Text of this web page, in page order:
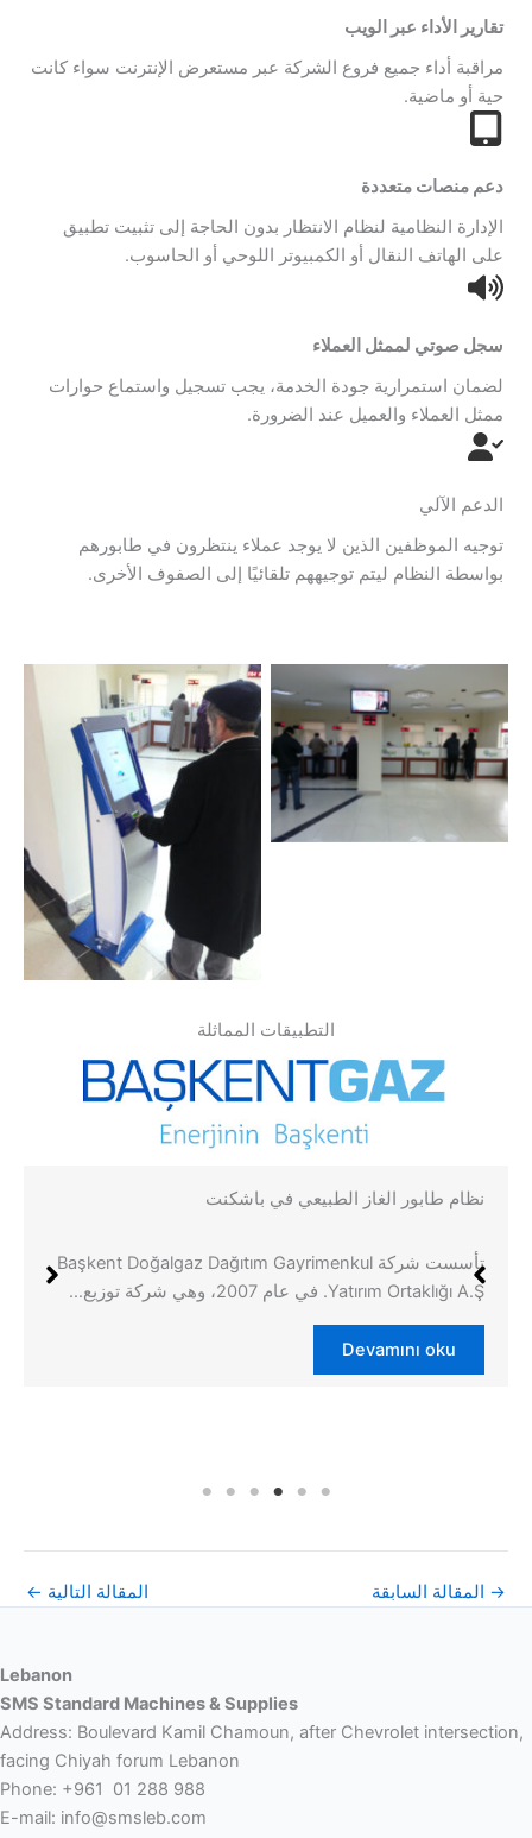
تقارير الأداء عبر الويب
مراقبة أداء جميع فروع الشركة عبر مستعرض الإنترنت سواء كانت
حية أو ماضية.
دعم منصات متعددة
الإدارة النظامية لنظام الانتظار بدون الحاجة إلى تثبيت تطبيق
على الهاتف النقال أو الكمبيوتر اللوحي أو الحاسوب.
سجل صوتي لممثل العملاء
لضمان استمرارية جودة الخدمة، يجب تسجيل واستماع حوارات
ممثل العملاء والعميل عند الضرورة.
الدعم الآلي
توجيه الموظفين الذين لا يوجد عملاء ينتظرون في طابورهم
بواسطة النظام ليتم توجيههم تلقائيًا إلى الصفوف الأخرى.
التطبيقات المماثلة
نظام طابور الغاز الطبيعي في باشكنت
تأسست شركة Başkent Doğalgaz Dağıtım Gayrimenkul
Yatırım Ortaklığı A.Ş. في عام 2007، وهي شركة توزيع…
Devamını oku
→ المقالة السابقة المقالة التالية ←
Lebanon
SMS Standard Machines & Supplies
Address: Boulevard Kamil Chamoun, after Chevrolet intersection,
facing Chiyah forum Lebanon
Phone: +961 01 288 988
E-mail: info@smsleb.com